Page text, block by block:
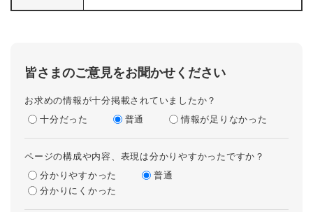
皆さまのご意見をお聞かせください
お求めの情報が十分掲載されていましたか？
十分だった
普通 情報が足りなかった
ページの構成や内容、表現は分かりやすかったですか？
分かりやすかった
普通
分かりにくかった